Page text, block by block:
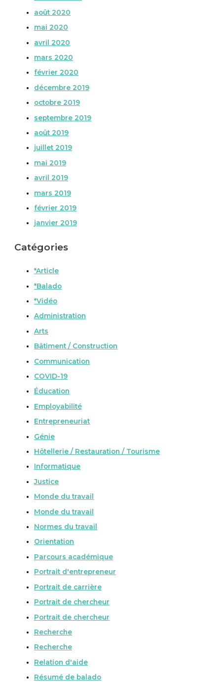
août 2020
mai 2020
avril 2020
mars 2020
février 2020
décembre 2019
octobre 2019
septembre 2019
août 2019
juillet 2019
mai 2019
avril 2019
mars 2019
février 2019
janvier 2019
Catégories
*Article
*Balado
*Vidéo
Administration
Arts
Bâtiment / Construction
Communication
COVID-19
Éducation
Employabilité
Entrepreneuriat
Génie
Hôtellerie / Restauration / Tourisme
Informatique
Justice
Monde du travail
Monde du travail
Normes du travail
Orientation
Parcours académique
Portrait d'entrepreneur
Portrait de carrière
Portrait de chercheur
Portrait de chercheur
Recherche
Recherche
Relation d'aide
Résumé de balado